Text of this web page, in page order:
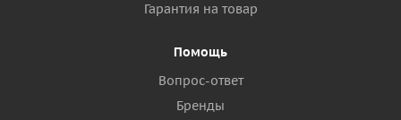
Гарантия на товар
Помощь
Вопрос-ответ
Бренды